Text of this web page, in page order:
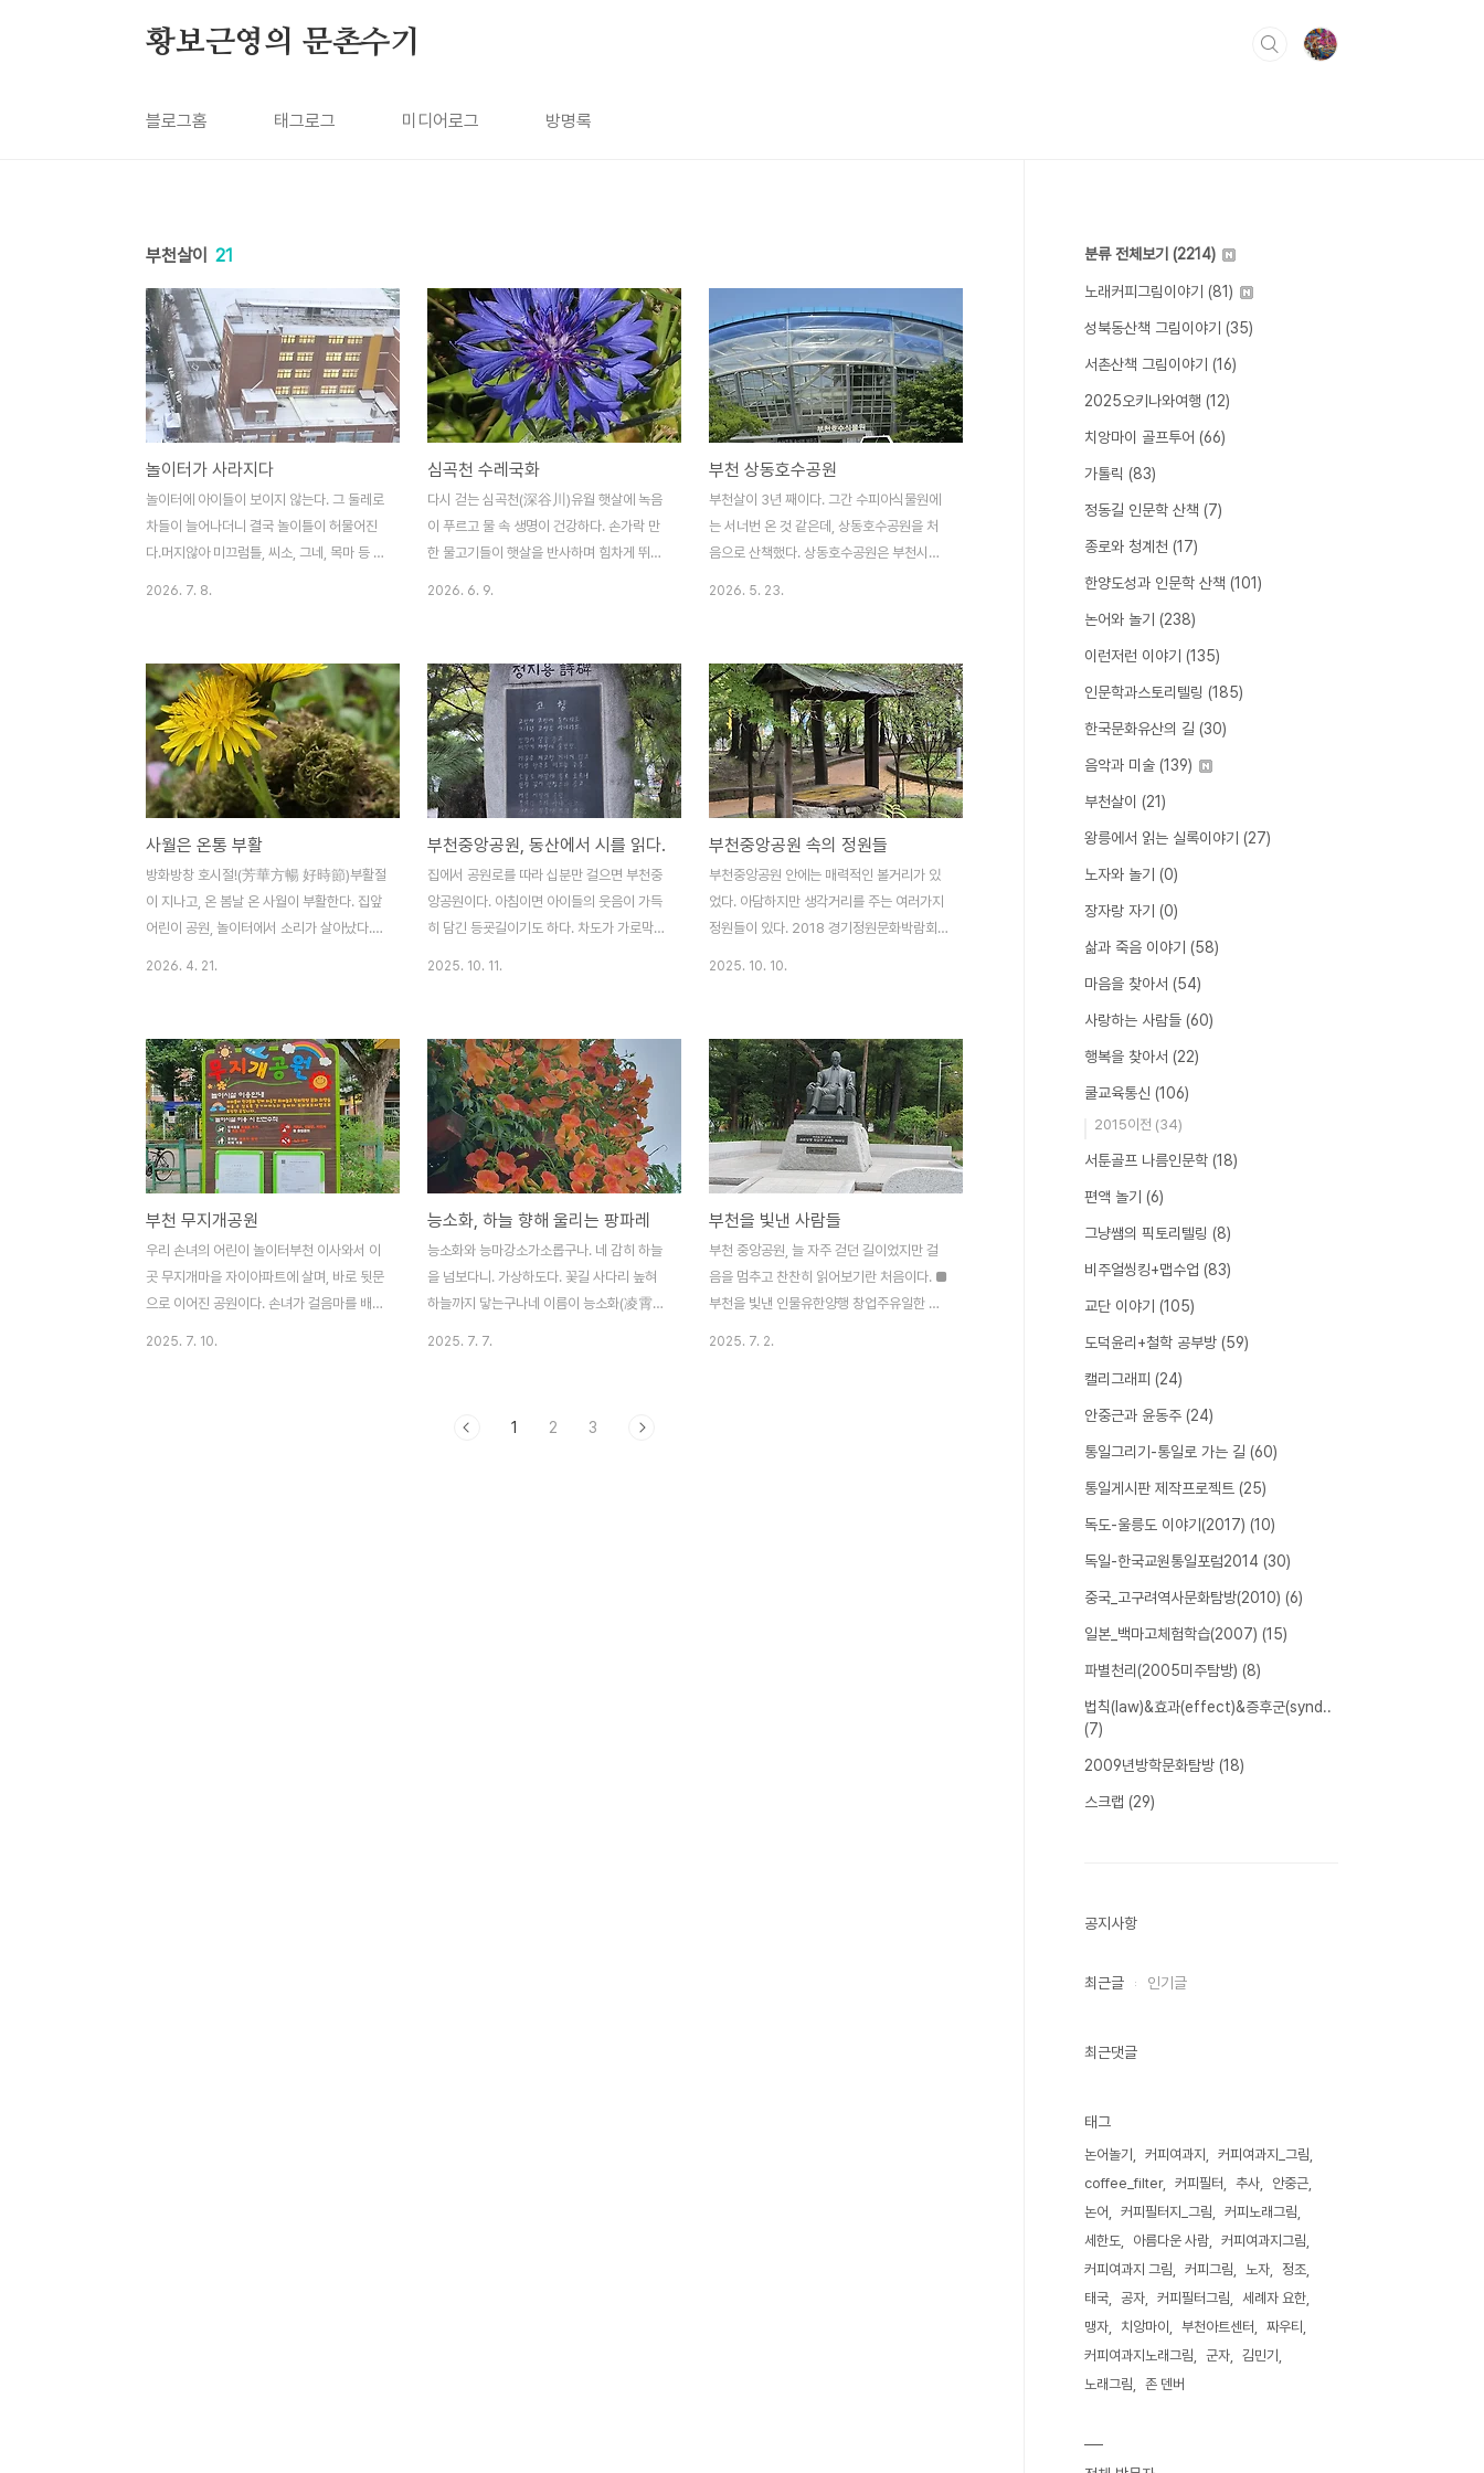
황보근영의 문촌수기
블로그홈 태그로그 미디어로그 방명록
부천살이 21
놀이터가 사라지다
놀이터에 아이들이 보이지 않는다. 그 둘레로
차들이 늘어나더니 결국 놀이틀이 허물어진
다.머지않아 미끄럼틀, 씨소, 그네, 목마 등 놀
이나 더디고 시끄럽게 공사를 하더니 결국 까
만 아스팔트가 깔리고 하얀 직사각형들 그어
서 주차장을 만들었다. 아이들 놀이자리에 차
들이 마주보며 자리를 잡았다.주차난을 겪는
우리 아파트 주민들은 이웃 아파트를 보면서
어떤 선택을 할까?
2026. 7. 8.
심곡천 수레국화
다시 걷는 심곡천(深谷川)유월 햇살에 녹음
이 푸르고 물 속 생명이 건강하다. 손가락 만
한 물고기들이 햇살을 반사하며 힘차게 뛰어
이 있어 심곡천은 넉넉하다하늘도 푸르고 물
도 푸르고 풀잎은 더 푸른데, 붉은 꽃들이 눈
길을 사로잡는다. 천변에 양귀비가 피었다.
그보다 나를 매혹시키는 청보라색 꽃들도 제
법 많이 피어있다. 파란색 꽃들을 좋아하지만
그 중에서 내가 가장 좋아하는 '수레국화'였
다.수레국화 (학명: Centaurea cyanus)는
국화과의 한해살이 또는 두해살이풀이다. 꽃
잎의 모양이 수레바퀴를 닮아 수레국화라는
이름이 붙었으며,..
2026. 6. 9.
부천 상동호수공원
부천살이 3년 째이다. 그간 수피아식물원에
는 서너번 온 것 같은데, 상동호수공원을 처
음으로 산책했다. 상동호수공원은 부천시에
되어 짜릿한 놀이를 즐길 수 있다.계절별 아
름다운 꽃경관을 즐길 수 있으며, 주요시설로
는 분수, 광장, 들꽃마당, 정원텃밭, 생태논,
전통농경문화센터 등이 있으며 배트민턴장,
X-게임장, 게이트볼장, 농구장 등의 체육시설
등으로 꾸며져있다.상동호수공원은 부천시의
크고 작은 축제와 문화공연·행사가 끊임없이
열리는 장소이다.
2026. 5. 23.
사월은 온통 부활
방화방창 호시절!(芳華方暢 好時節)부활절
이 지나고, 온 봄날 온 사월이 부활한다. 집앞
어린이 공원, 놀이터에서 소리가 살아났다.
고 다시 피었다. 어둠과 무덤을 이겨낸 예수
님의 부활같이, 민들레가 땅을 덮고 있는 이
끼덤풀을 밀쳐내고 얼굴을 밝게 드러냈다. 자
세히 보지 않으면 보이지도 않을만큼 작은 꽃
말이도 폰카메라로 확대해서 보니 경이롭다.
봄은 위대하다.냉이 꽃도 경이롭다. 냉이꽃이
지고 나면 하트 모양(또는 편평한 삼각형)의
독특한 열매가 맺히는데, 이 모양 때문에 영
어로는 'Shepherd's purse(목동의 주머
니)'라고 ..
2026. 4. 21.
부천중앙공원, 동산에서 시를 읽다.
집에서 공원로를 따라 십분만 걸으면 부천중
앙공원이다. 아침이면 아이들의 웃음이 가득
히 담긴 등굣길이기도 하다. 차도가 가로막지
유일한 박사님이시
다.https://munchon.tistory.com/m/2092
부천을 빛낸 사람들부천 중앙공원, 늘 자주
걷던 길이었지만 걸음을 멈추고 찬찬히 읽어
보기란 처음이다. ■ 부천을 빛낸 인물유한양
행 창업주유일한 박사님부천을 빛낸 인물 -
유일한유일한 박사는 1926년 '건강한
munchon.tistory.com박사님의 동상 옆으
로 시인 정지용의 시비가 있고 그의 고향 충
북 옥천의 동산 표지석이 ..
2025. 10. 11.
부천중앙공원 속의 정원들
부천중앙공원 안에는 매력적인 볼거리가 있
었다. 아담하지만 생각거리를 주는 여러가지
정원들이 있다. 2018 경기정원문화박람회에
슬 내리는데 혼자서 조용히 정원들을 찾아 거
닐었다. 낡은 정원 속에 고운 주인들이 있었
다. 비에 젖고 추운 꽃들이었다.공원 속 정원
은 부천시청에서 중앙탑으로 공원을 반으로
나눌 때, 동쪽에 위치해있다.골목굽이경기 정
원문화 박람회 2018Designed by 류광하
Sponsored by 스튜디오키에로ㅡㅡㅡㅡ
ㅡㅡㅡㅡㅡㅡㅡㅡㅡㅡㅡ그 시절 골목길 사
이, 이웃과의 담향(淡香)을 회상하는 공간.
"골목굽이" 거주자 스스로 세..
2025. 10. 10.
부천 무지개공원
우리 손녀의 어린이 놀이터부천 이사와서 이
곳 무지개마을 자이아파트에 살며, 바로 뒷문
으로 이어진 공원이다. 손녀가 걸음마를 배워
2025. 7. 10.
능소화, 하늘 향해 울리는 팡파레
능소화와 능마강소가소롭구나. 네 감히 하늘
을 넘보다니. 가상하도다. 꽃길 사다리 높혀
하늘까지 닿는구나네 이름이 능소화(凌霄
하니, 너를 능소화(能笑花)라 부르고 싶구
2025. 7. 7.
부천을 빛낸 사람들
부천 중앙공원, 늘 자주 걷던 길이었지만 걸
음을 멈추고 찬찬히 읽어보기란 처음이다. ■
부천을 빛낸 인물유한양행 창업주유일한 박
2025. 7. 2.
1 2 3
분류 전체보기 (2214)
노래커피그림이야기 (81)
성북동산책 그림이야기 (35)
서촌산책 그림이야기 (16)
2025오키나와여행 (12)
치앙마이 골프투어 (66)
가톨릭 (83)
정동길 인문학 산책 (7)
종로와 청계천 (17)
한양도성과 인문학 산책 (101)
논어와 놀기 (238)
이런저런 이야기 (135)
인문학과스토리텔링 (185)
한국문화유산의 길 (30)
음악과 미술 (139)
부천살이 (21)
왕릉에서 읽는 실록이야기 (27)
노자와 놀기 (0)
장자랑 자기 (0)
삶과 죽음 이야기 (58)
마음을 찾아서 (54)
사랑하는 사람들 (60)
행복을 찾아서 (22)
쿨교육통신 (106)
2015이전 (34)
서툰골프 나름인문학 (18)
편액 놀기 (6)
그냥쌤의 픽토리텔링 (8)
비주얼씽킹+맵수업 (83)
교단 이야기 (105)
도덕윤리+철학 공부방 (59)
캘리그래피 (24)
안중근과 윤동주 (24)
통일그리기-통일로 가는 길 (60)
통일게시판 제작프로젝트 (25)
독도-울릉도 이야기(2017) (10)
독일-한국교원통일포럼2014 (30)
중국_고구려역사문화탐방(2010) (6)
일본_백마고체험학습(2007) (15)
파별천리(2005미주탐방) (8)
법칙(law)&효과(effect)&증후군(synd..
(7)
2009년방학문화탐방 (18)
스크랩 (29)
공지사항
최근글 인기글
최근댓글
태그
논어놀기 커피여과지
커피여과지_그림
coffee_filter
커피필터 추사
안중근
논어
커피필터지_그림
커피노래그림
세한도
아름다운 사람
커피여과지그림
커피여과지 그림
커피그림 노자
정조
태국
공자 커피필터그림
세례자 요한
맹자
치앙마이 부천아트센터
짜우티
커피여과지노래그림
군자
김민기
노래그림
존 덴버